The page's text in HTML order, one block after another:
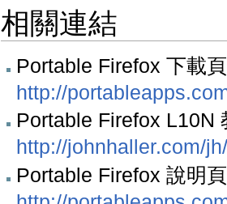
相關連結
Portable Firefox 下載
http://
Portable Firefox L10N
http://johnhaller.com/
Portable Firefox 說明